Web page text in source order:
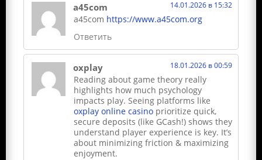
a45com 14.01.2026 в 15:32
a45com https://www.a45com.org
Ответить
oxplay 18.01.2026 в 00:59
Reading about game theory really
highlights how much psychology
impacts play. Seeing platforms like
oxplay online casinoprioritize quick,
secure deposits (like GCash!) shows they
understand player experience is key. It’s
about minimizing friction & maximizing
enjoyment.